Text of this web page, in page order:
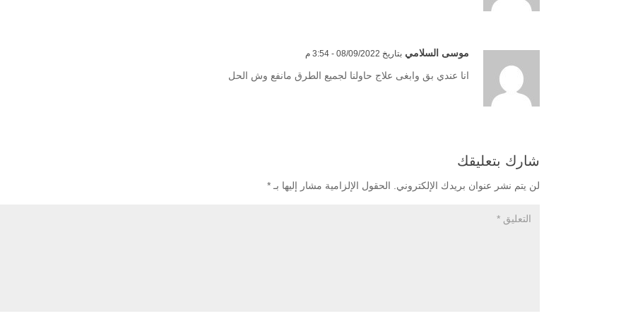
موسى السلامي بتاريخ 08/09/2022 - 3:54 م
انا عندي بق وابغى علاج حاولنا لجميع الطرق مانفع وش الحل
شارك بتعليقك
لن يتم نشر عنوان بريدك الإلكتروني. الحقول الإلزامية مشار إليها بـ *